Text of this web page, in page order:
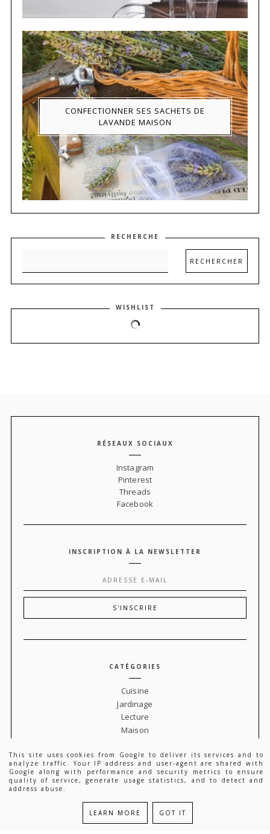
CONFECTIONNER SES SACHETS DE
LAVANDE MAISON
RECHERCHE
WISHLIST
RÉSEAUX SOCIAUX
Instagram
Pinterest
Threads
Facebook
INSCRIPTION À LA NEWSLETTER
CATÉGORIES
Cuisine
Jardinage
Lecture
Maison
This site uses cookies from Google to deliver its services and to
analyze traffic. Your IP address and user-agent are shared with
Google along with performance and security metrics to ensure
quality of service, generate usage statistics, and to detect and
address abuse.
LEARN MORE GOT IT